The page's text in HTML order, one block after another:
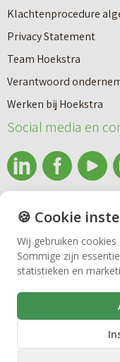
Huren
VvE
e
n
n
i
e
u
o
w
u
Klachtenprocedure
Privacy Statement
Team Hoekstra
Verantwoord
Werken bij Hoekstra
Social media en
Alle contactgegevens
Bekijk de laatste
Inschrijven
🍪 Cookie
Wij gebruiken
Sommige zijn
statistieken en